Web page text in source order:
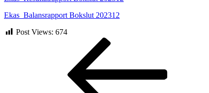
Ekas_Balansrapport Bokslut 202312
Post Views: 674
Inläggsnavigering